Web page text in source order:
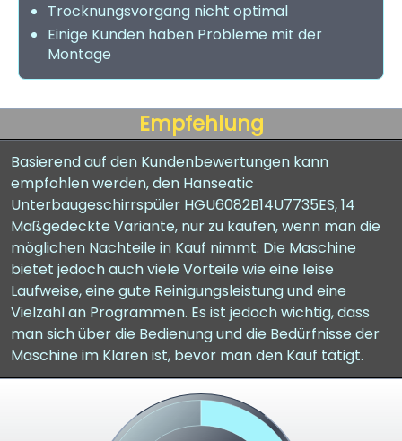
Trocknungsvorgang nicht optimal
Einige Kunden haben Probleme mit der
Montage
Empfehlung
Basierend auf den Kundenbewertungen kann
empfohlen werden, den Hanseatic
Unterbaugeschirrspüler HGU6082B14U7735ES, 14
Maßgedeckte Variante, nur zu kaufen, wenn man die
möglichen Nachteile in Kauf nimmt. Die Maschine
bietet jedoch auch viele Vorteile wie eine leise
Laufweise, eine gute Reinigungsleistung und eine
Vielzahl an Programmen. Es ist jedoch wichtig, dass
man sich über die Bedienung und die Bedürfnisse der
Maschine im Klaren ist, bevor man den Kauf tätigt.